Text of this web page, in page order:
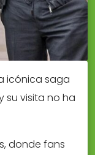
icónica saga
su visita no ha
donde fans